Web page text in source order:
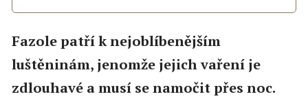
Fazole patří k nejoblíbenějším
luštěninám, jenomže jejich vaření je
zdlouhavé a musí se namočit přes noc.